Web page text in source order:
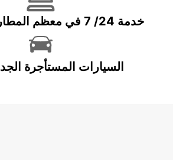
خدمة 24/ 7 في معظم المطارات الرئيسية
السيارات المستأجرة